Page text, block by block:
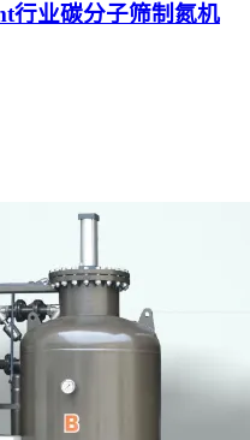
行业碳分子筛制氮机